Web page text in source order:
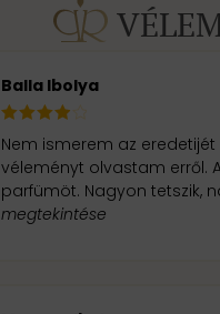
Balla Ibolya
Nem ismerem az
véleményt olvastam erről.
parfümöt. Nagyon tetszik,
megtekintése